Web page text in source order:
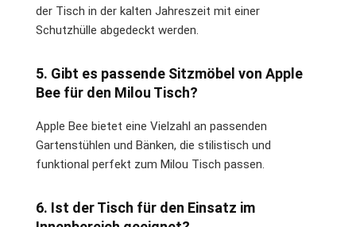
der Tisch in der kalten Jahreszeit mit einer
Schutzhülle abgedeckt werden.
5. Gibt es passende Sitzmöbel von Apple
Bee für den Milou Tisch?
Apple Bee bietet eine Vielzahl an passenden
Gartenstühlen und Bänken, die stilistisch und
funktional perfekt zum Milou Tisch passen.
6. Ist der Tisch für den Einsatz im